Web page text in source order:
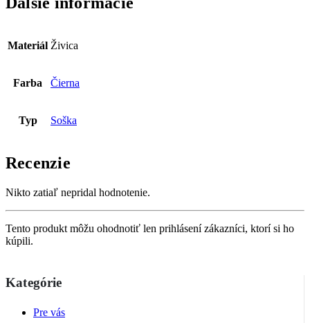
Materiál Živica
Farba Čierna
Typ Soška
Recenzie
Nikto zatiaľ nepridal hodnotenie.
Tento produkt môžu ohodnotiť len prihlásení zákazníci, ktorí si ho
kúpili.
Kategórie
Pre vás